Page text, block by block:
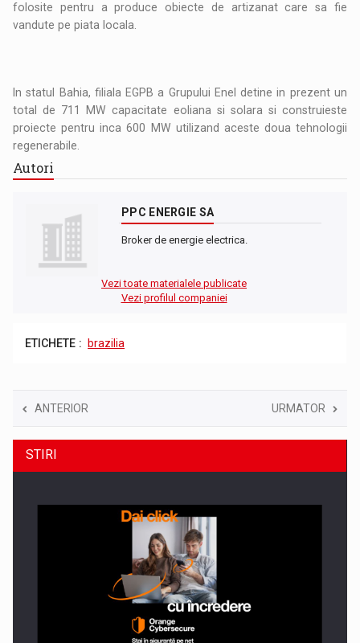
folosite pentru a produce obiecte de artizanat care sa fie
vandute pe piata locala.
In statul Bahia, filiala EGPB a Grupului Enel detine in prezent un
total de 711 MW capacitate eoliana si solara si construieste
proiecte pentru inca 600 MW utilizand aceste doua tehnologii
regenerabile.
Autori
PPC ENERGIE SA
Broker de energie electrica.
Vezi toate materialele publicate
Vezi profilul companiei
ETICHETE : brazilia
ANTERIOR URMATOR
STIRI